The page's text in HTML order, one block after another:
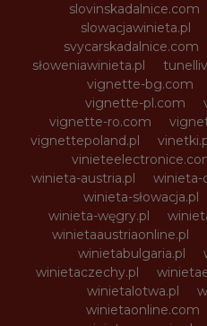
slovinskadalnice.com
slowacjawinieta.pl
svycarskadalnice.com
słoweniawinieta.pl
vignette-bg.com
vignette-pl.com
vignette-ro.com
vignettepoland.pl
winieta-austria.pl
winieta-
winieta-słowacja.pl
winieta-węgry.pl
winietaaustriaonline.pl
winietabulgaria.pl
winietaczechy.pl
winietalotwa.pl
winietaonline.com